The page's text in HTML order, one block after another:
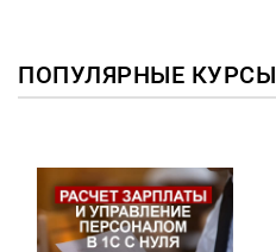
ПОПУЛЯРНЫЕ КУРСЫ